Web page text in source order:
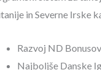
in Severne Irske
Razvoj ND Bonusov
Najboljše Danske